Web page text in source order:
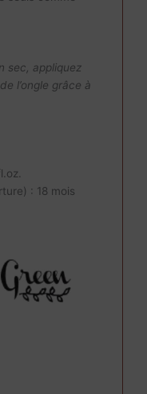
sec, appliquez
l’ongle grâce à
: 18 mois